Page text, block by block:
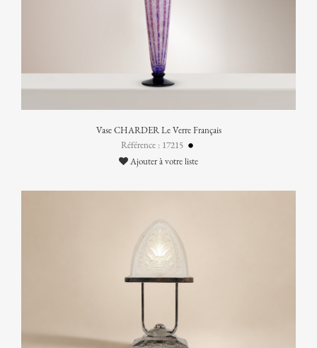
Vase CHARDER Le Verre Français
Référence : 17215
Ajouter à votre liste